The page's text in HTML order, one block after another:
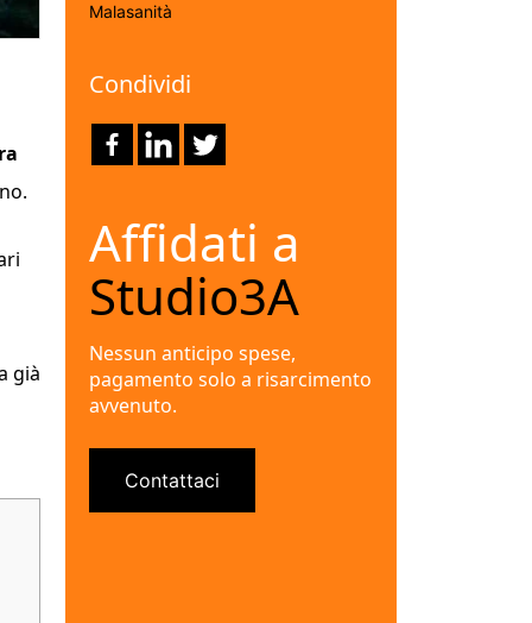
già
Malasanità
Condividi
Affidati a
Studio3A
Nessun anticipo spese,
pagamento solo a risarcimento
avvenuto.
Contattaci